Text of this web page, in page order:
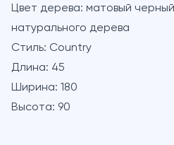
Цвет дерева: матовый
натурального дерева
Стиль: Country
Длина: 45
Ширина: 180
Высота: 90